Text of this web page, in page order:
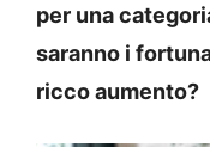
per una
saranno i
ricco aumento?